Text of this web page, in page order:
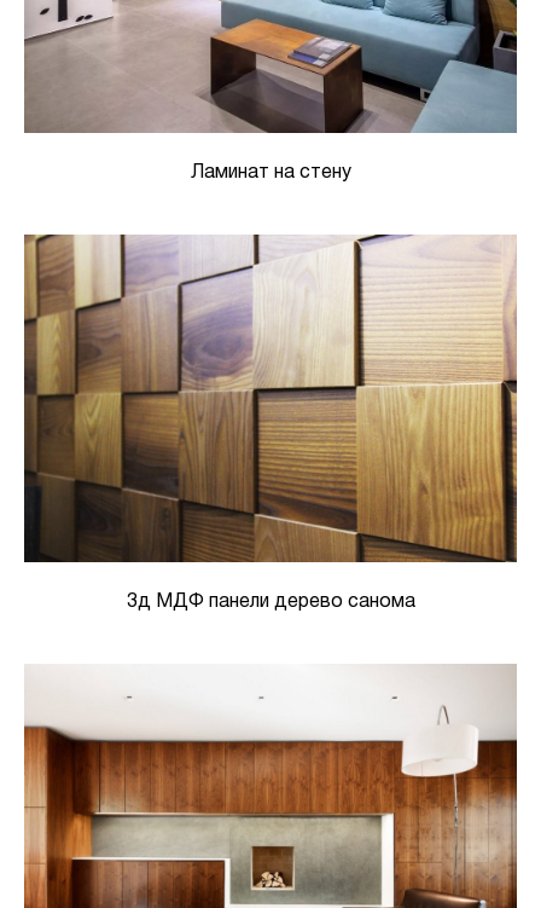
Ламинат на стену
3д МДФ панели дерево санома